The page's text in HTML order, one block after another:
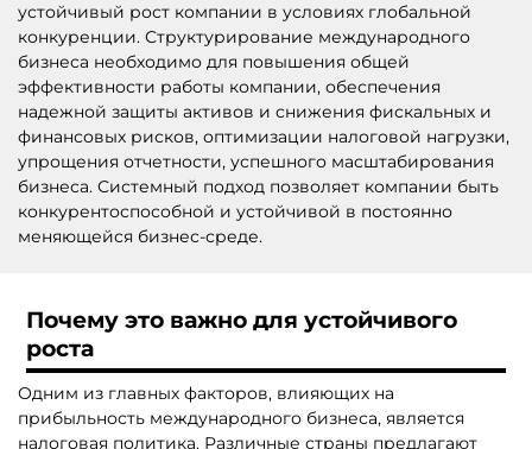
устойчивый рост компании в условиях глобальной
конкуренции. Структурирование международного
бизнеса необходимо для повышения общей
эффективности работы компании, обеспечения
надежной защиты активов и снижения фискальных и
финансовых рисков, оптимизации налоговой нагрузки,
упрощения отчетности, успешного масштабирования
бизнеса. Системный подход позволяет компании быть
конкурентоспособной и устойчивой в постоянно
меняющейся бизнес-среде.
Почему это важно для устойчивого
роста
Одним из главных факторов, влияющих на
прибыльность международного бизнеса, является
налоговая политика. Различные страны предлагают